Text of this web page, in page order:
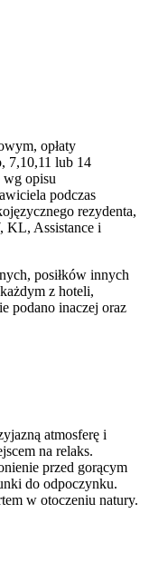
opłaty
7,10,11 lub 14
opisu
podczas
rezydenta,
KL, Assistance i
posiłków innych
z hoteli,
podano inaczej oraz
atmosferę i
na relaks.
przed gorącym
do odpoczynku.
w otoczeniu natury.